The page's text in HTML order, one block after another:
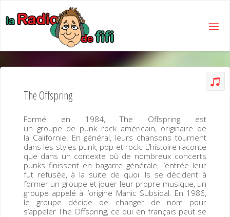
to
content
A
RA
DE
FIF
I
The Offspring
Formé en 1984, The Offspring est
un groupe de punk rock américain, originaire de
la Californie. En général, leurs chansons tournent
dans les styles punk, pop et rock. L’histoire raconte
que dans un contexte où de nombreux concerts
punks finissent en bagarre générale, l’entrée leur
fut refusée, à la suite de quoi ils se décident à
former un groupe et jouer leur propre musique, un
groupe appelé à l’origine Manic Subsidal. En 1986,
le groupe décide de changer de nom pour
s’appeler The Offspring, ce qui en français peut se